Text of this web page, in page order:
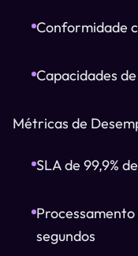
Conformidade
Capacidades
Métricas de
SLA de 99,9%
segundos